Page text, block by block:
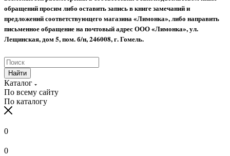
обращений просим либо оставить запись в книге замечаний и
предложений соответствующего магазина «Лимонка», либо направить
письменное обращение на почтовый адрес ООО «Лимонка», ул.
Лещинская, дом 5, пом. б/н, 246008, г. Гомель.
Найти
Каталог
По всему сайту
По каталогу
0
0